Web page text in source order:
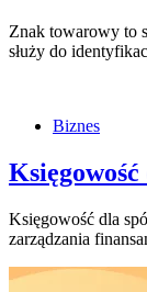
Znak towarowy to
służy do
Biznes
Księgowość
Księgowość dla
zarządzania